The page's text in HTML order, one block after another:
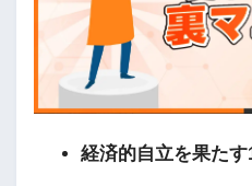
経済的自立を果た